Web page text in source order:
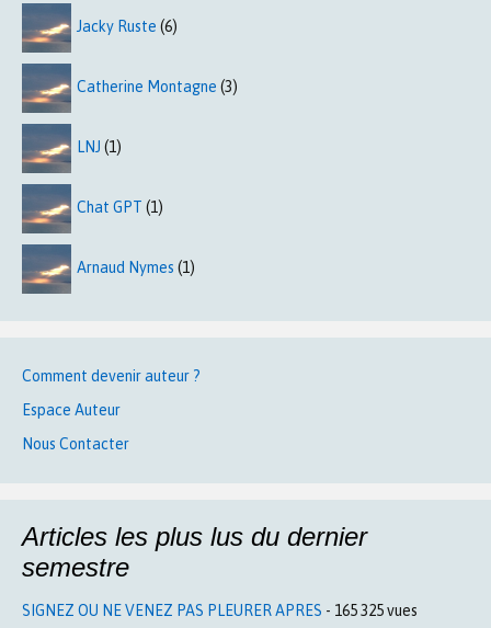
Jacky Ruste (6)
Catherine Montagne (3)
LNJ (1)
Chat GPT (1)
Arnaud Nymes (1)
Comment devenir auteur ?
Espace Auteur
Nous Contacter
Articles les plus lus du dernier
semestre
SIGNEZ OU NE VENEZ PAS PLEURER APRES - 165 325 vues